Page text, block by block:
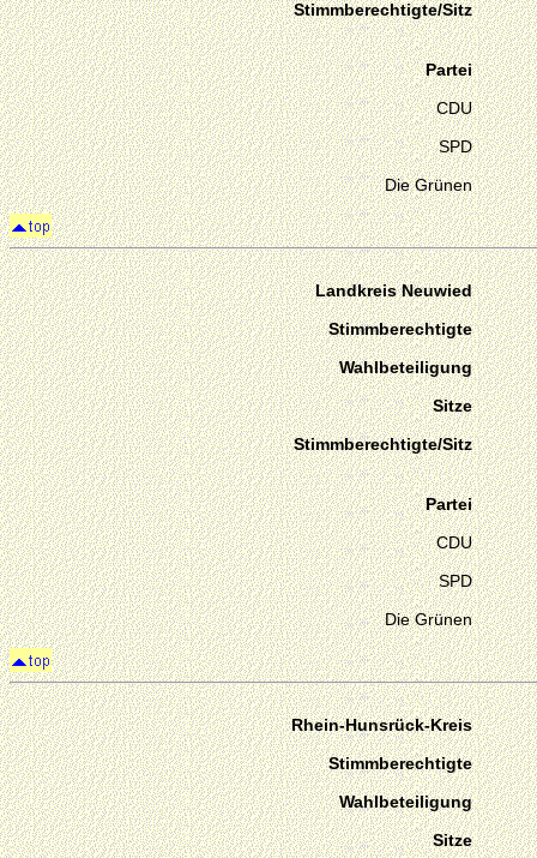
Stimmberechtigte/Sitz
Partei
CDU
SPD
Die Grünen
Landkreis Neuwied
Stimmberechtigte
Wahlbeteiligung
Sitze
Stimmberechtigte/Sitz
Partei
CDU
SPD
Die Grünen
Rhein-Hunsrück-Kreis
Stimmberechtigte
Wahlbeteiligung
Sitze